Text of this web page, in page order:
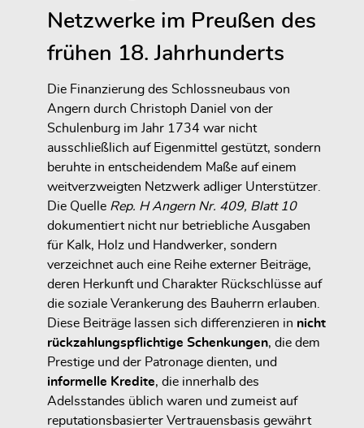
Netzwerke im Preußen des
frühen 18. Jahrhunderts
Die Finanzierung des Schlossneubaus von
Angern durch Christoph Daniel von der
Schulenburg im Jahr 1734 war nicht
ausschließlich auf Eigenmittel gestützt, sondern
beruhte in entscheidendem Maße auf einem
weitverzweigten Netzwerk adliger Unterstützer.
Die Quelle Rep. H Angern Nr. 409, Blatt 10
dokumentiert nicht nur betriebliche Ausgaben
für Kalk, Holz und Handwerker, sondern
verzeichnet auch eine Reihe externer Beiträge,
deren Herkunft und Charakter Rückschlüsse auf
die soziale Verankerung des Bauherrn erlauben.
Diese Beiträge lassen sich differenzieren in nicht
rückzahlungspflichtige Schenkungen, die dem
Prestige und der Patronage dienten, und
informelle Kredite, die innerhalb des
Adelsstandes üblich waren und zumeist auf
reputationsbasierter Vertrauensbasis gewährt